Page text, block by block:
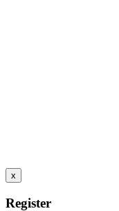
x
Register